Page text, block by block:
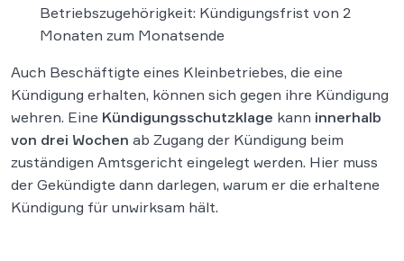
Betriebszugehörigkeit: Kündigungsfrist von 2
Monaten zum Monatsende
Auch Beschäftigte eines Kleinbetriebes, die eine
Kündigung erhalten, können sich gegen ihre Kündigung
wehren. Eine Kündigungsschutzklage kann innerhalb
von drei Wochen ab Zugang der Kündigung beim
zuständigen Amtsgericht eingelegt werden. Hier muss
der Gekündigte dann darlegen, warum er die erhaltene
Kündigung für unwirksam hält.